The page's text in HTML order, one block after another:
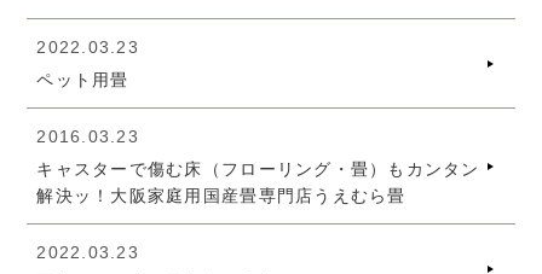
2022.03.23
ペット用畳
2016.03.23
キャスターで傷む床（フローリング・畳）もカンタン
解決ッ！大阪家庭用国産畳専門店うえむら畳
2022.03.23